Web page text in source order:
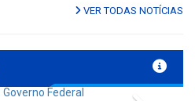
VER TODAS NOTÍCIAS